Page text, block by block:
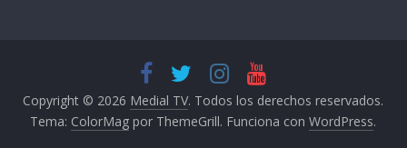
Copyright © 2026 Medial TV. Todos los derechos reservados.
Tema: ColorMag por ThemeGrill. Funciona conWordPress.